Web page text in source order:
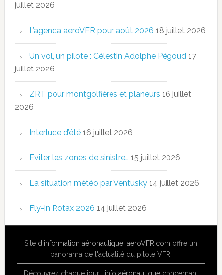
juillet 2026
L’agenda aeroVFR pour août 2026 18 juillet 2026
Un vol, un pilote : Célestin Adolphe Pégoud 17
juillet 2026
ZRT pour montgolfières et planeurs 16 juillet
2026
Interlude d’été 16 juillet 2026
Eviter les zones de sinistre… 15 juillet 2026
La situation météo par Ventusky 14 juillet 2026
Fly-in Rotax 2026 14 juillet 2026
Site d'information aéronautique ,aeroVFR.com offre un
panorama de l'actualité du pilote VFR.
Découvrez chaque jour l'info aéronautiqueconcernant